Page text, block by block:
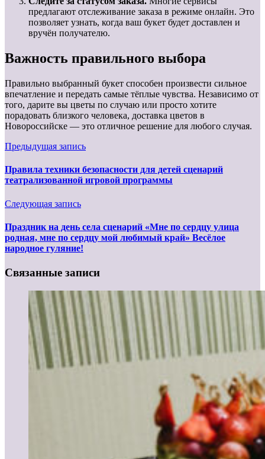
предлагают отслеживание заказа в режиме онлайн. Это
позволяет узнать, когда ваш букет будет доставлен и
вручён получателю.
Важность правильного выбора
Правильно выбранный букет способен произвести сильное
впечатление и передать самые тёплые чувства. Независимо от
того, дарите вы цветы по случаю или просто хотите
порадовать близкого человека, доставка цветов в
Новороссийске — это отличное решение для любого случая.
Предыдущая запись
Правила техники безопасности для детей сценарий
театрализованной игровой программы
Следующая запись
Праздник на день села сценарий «Мне по сердцу улица
родная, мне по сердцу мой любимый край» Весёлое
народное гуляние!
Связанные записи